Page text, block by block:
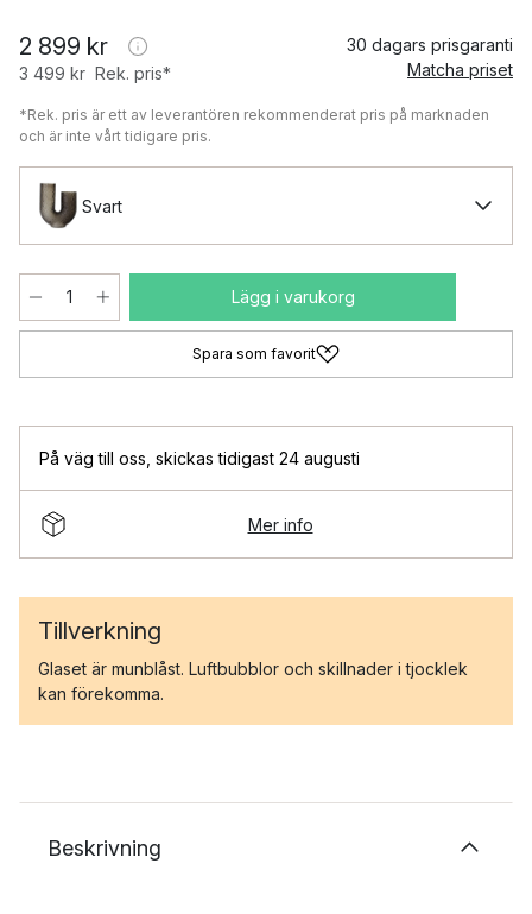
2 899 kr
3 499 kr Rek. pris*
30 dagars prisgaranti
Matcha priset
*Rek. pris är ett av leverantören rekommenderat pris på marknaden
och är inte vårt tidigare pris.
Svart
Lägg i varukorg
Spara som favorit
På väg till oss skickas tidigast 24 augusti
Mer info
Tillverkning
Glaset är munblåst. Luftbubblor och skillnader i tjocklek
kan förekomma.
Beskrivning